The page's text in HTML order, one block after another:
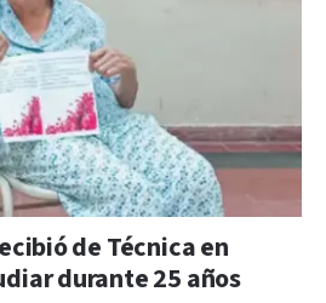
de Técnica en
durante 25 años